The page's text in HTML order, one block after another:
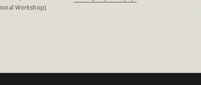
Workshop)